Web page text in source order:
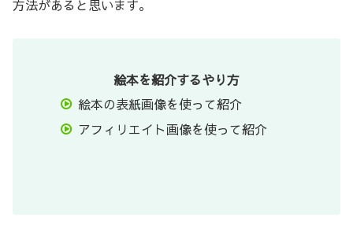
方法があると思います。
絵本を紹介するやり方
絵本の表紙画像を使って紹介
アフィリエイト画像を使って紹介